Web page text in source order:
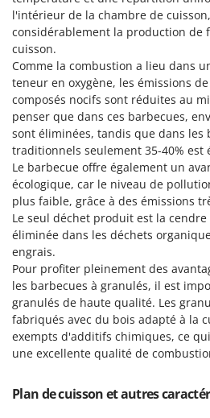
Robots Tondeuses
Rogneuses de souches
Rouleaux pour tracteur
S
Scies à os
Scies à Ruban
Scies alternatives à batterie
Scies de jardin télescopiques
Sécateurs électriques à
Sécateurs et Échenilloirs
Sécateurs pneumatiques
Semoirs et Épandeurs
Socs pour tracteur
Souffleurs aspirateurs pour
Soufreuses - Poudreuses à
Honda
I
Idromatic
Il-Tec
Imperia
Infaco
Intec
Intex
Italyco
ITM
J JOLLY ITALIA
K
KAAZ
Karcher
Kasco
Kemper
l'intérieur de la chambre de
considérablement la production de
cuisson.
Comme la combustion a lieu dans
teneur en oxygène, les émissions
composés nocifs sont réduites au
penser que dans ces barbecues,
sont éliminées, tandis que dans les
traditionnels seulement 35-40% est
Le barbecue offre également un
écologique, car le niveau de
plus faible, grâce à des émissions
Le seul déchet produit est la
éliminée dans les déchets
engrais.
Pour profiter pleinement des
les barbecues à granulés, il est
granulés de haute qualité. Les
fabriqués avec du bois adapté à la
exempts d'additifs chimiques, ce
une excellente qualité de
Plan de cuisson et autres